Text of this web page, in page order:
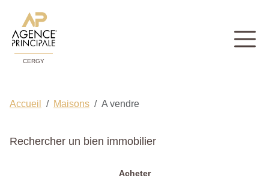
CERGY
Accueil Maisons A vendre
Rechercher un bien immobilier
Acheter